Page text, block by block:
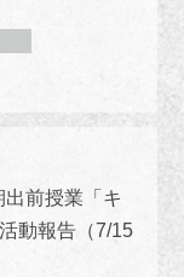
前授業「キ
動報告（7/15